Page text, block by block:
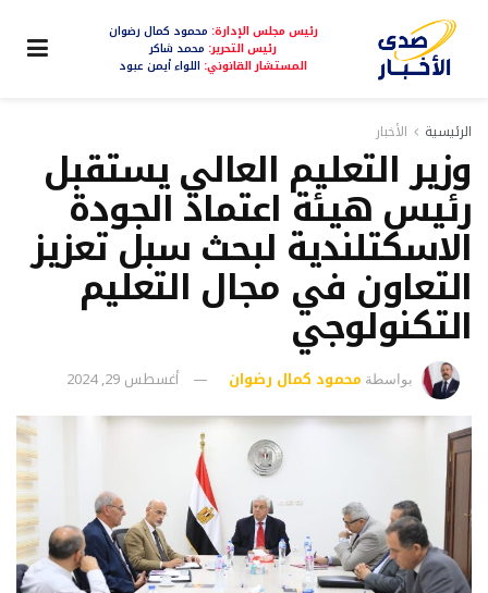
رئيس مجلس الإدارة: محمود كمال رضوان
رئيس التحرير: محمد شاكر
المستشار القانوني: اللواء أيمن عبود
الرئيسية الأخبار
وزير التعليم العالي يستقبل
رئيس هيئة اعتماد الجودة
الاسكتلندية لبحث سبل تعزيز
التعاون في مجال التعليم
التكنولوجي
بواسطة محمود كمال رضوان أغسطس 29, 2024